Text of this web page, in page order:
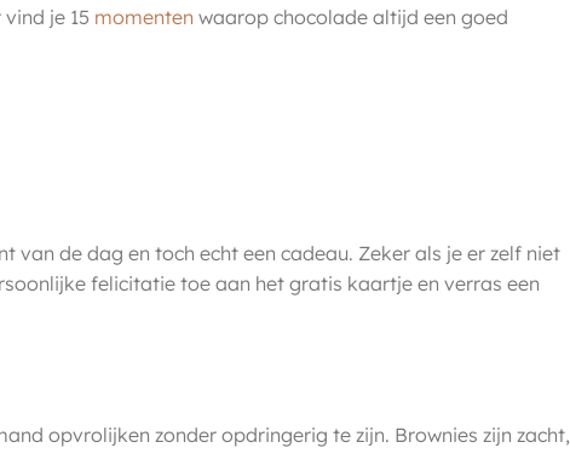
je 15 momenten waarop chocolade altijd een goed
van de dag en toch echt een cadeau. Zeker als je er zelf niet
felicitatie toe aan het gratis kaartje en verras een
opvrolijken zonder opdringerig te zijn. Brownies zijn zacht,